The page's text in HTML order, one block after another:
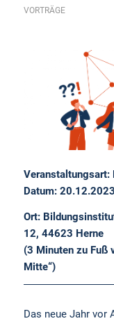
VORTRÄGE
Veranstaltungsart:
Datum:
Ort:
12, 44623 Herne
(3 Minuten zu Fuß
Mitte“)
Das neue Jahr vor